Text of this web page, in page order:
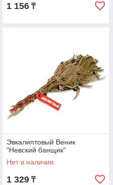
1 156 ₸
Эвкалиптовый Веник
"Невский банщик"
Нет в наличии
1 329 ₸